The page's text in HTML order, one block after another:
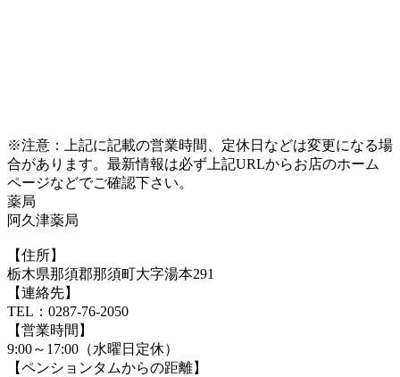
※注意：上記に記載の営業時間、定休日などは変更になる場
合があります。最新情報は必ず上記URLからお店のホーム
ページなどでご確認下さい。
薬局
阿久津薬局
【住所】
栃木県那須郡那須町大字湯本291
【連絡先】
TEL：0287-76-2050
【営業時間】
9:00～17:00（水曜日定休）
【ペンションタムからの距離】